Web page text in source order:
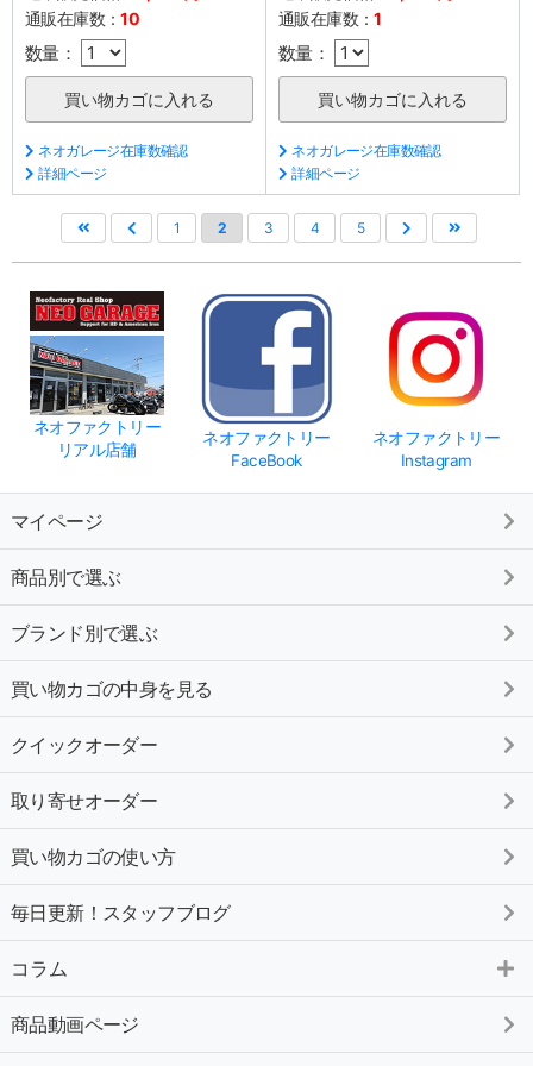
通販在庫数：10
数量：
ネオガレージ在庫数確認
詳細ページ
通販在庫数：1
数量：
ネオガレージ在庫数確認
詳細ページ
1 2 3 4 5
ネオファクトリー
リアル店舗
ネオファクトリー
FaceBook
ネオファクトリー
Instagram
マイページ
商品別で選ぶ
ブランド別で選ぶ
買い物カゴの中身を見る
クイックオーダー
取り寄せオーダー
買い物カゴの使い方
毎日更新！スタッフブログ
コラム
商品動画ページ